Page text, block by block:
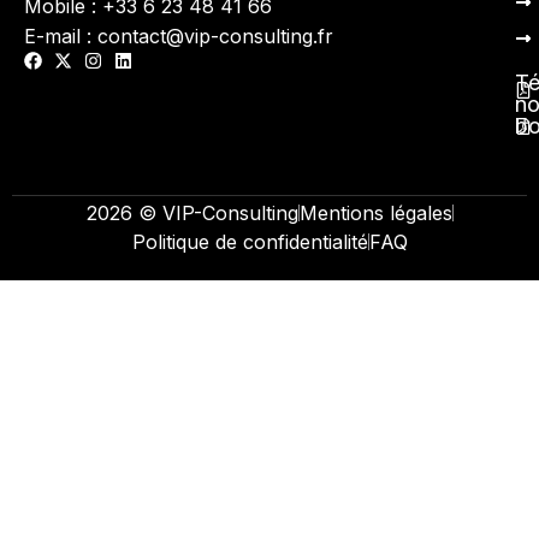
Mobile : +33 6 23 48 41 66
E-mail : contact@vip-consulting.fr
2026 © VIP-ConsultingMentions légales
Politique de confidentialitéFAQ